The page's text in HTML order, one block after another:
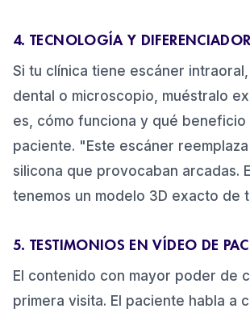
4. TECNOLOGÍA Y
Si tu clínica tiene escáner
dental o microscopio, muéstralo
es, cómo funciona y qué beneficio
paciente. "Este escáner
silicona que provocaban arcadas.
tenemos un modelo 3D exacto de
5. TESTIMONIOS EN VÍDEO DE
El contenido con mayor poder de
primera visita. El paciente habla a